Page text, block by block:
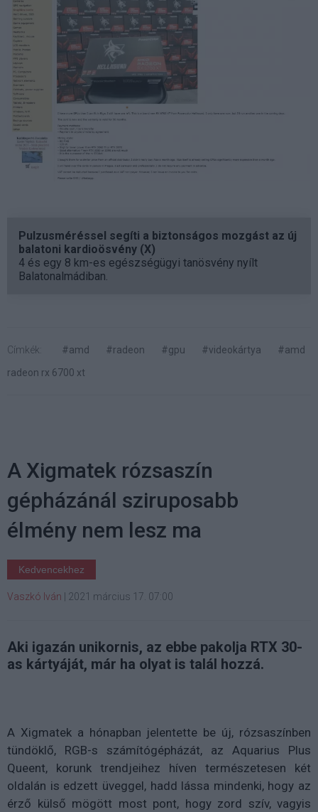
Pulzusméréssel segíti a biztonságos mozgást az új
balatoni kardioösvény (X)
4 és egy 8 km-es egészségügyi tanösvény nyílt
Balatonalmádiban.
Címkék: #amd #radeon #gpu #videokártya
#amd
radeon rx 6700 xt
A Xigmatek rózsaszín
gépházánál sziruposabb
élmény nem lesz ma
Kedvencekhez
Vaszkó Iván 2021 március 17. 07:00
Aki igazán unikornis, az ebbe pakolja RTX 30-
as kártyáját, már ha olyat is talál hozzá.
A Xigmatek a hónapban jelentette be új, rózsaszínben
tündöklő, RGB-s számítógépházát, az Aquarius Plus
Queent, korunk trendjeihez híven természetesen két
oldalán is edzett üveggel, hadd lássa mindenki, hogy az
érző külső mögött most pont, hogy zord szív, vagyis